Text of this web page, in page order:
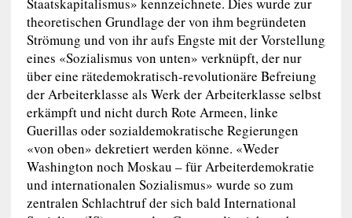
theoretischen Grundlage der von ihm begründeten
Strömung und von ihr aufs Engste mit der Vorstellung
eines «Sozialismus von unten» verknüpft, der nur
über eine rätedemokratisch-revolutionäre Befreiung
der Arbeiterklasse als Werk der Arbeiterklasse selbst
erkämpft und nicht durch Rote Armeen, linke
Guerillas oder sozialdemokratische Regierungen
«von oben» dekretiert werden könne. «Weder
Washington noch Moskau – für Arbeiterdemokratie
und internationalen Sozialismus» wurde so zum
zentralen Schlachtruf der sich bald International